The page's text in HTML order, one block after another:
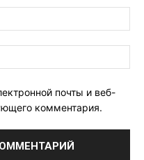
почты и веб-
комментария.